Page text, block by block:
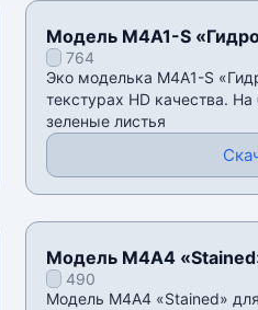
Модель M4A1-S
764
Эко моделька M4A1-S
текстурах HD качества.
зеленые листья
Модель М4А4
490
Модель М4А4 «Stained»